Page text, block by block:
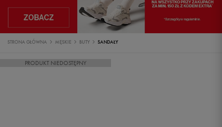
STRONA GŁÓWNA MĘSKIE BUTY SANDAŁY
PRODUKT NIEDOSTĘPNY